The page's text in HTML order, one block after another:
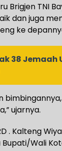
Brigjen TNI
dan juga
ke
38 Jemaah
ujarnya.
. Kalteng
Bupati/Wali